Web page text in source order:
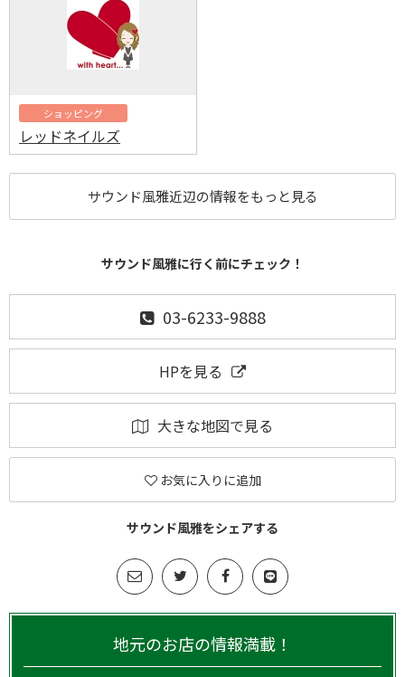
ショッピング
レッドネイルズ
サウンド風雅近辺の情報をもっと見る
サウンド風雅に行く前にチェック！
03-6233-9888
HPを見る
大きな地図で見る
お気に入りに追加
サウンド風雅をシェアする
地元のお店の情報満載！